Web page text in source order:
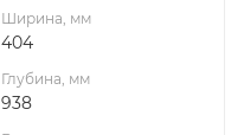
Диаметр дымохода,
115
Ширина, мм
404
Глубина, мм
938